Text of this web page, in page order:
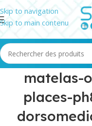
Skip to navigation
Skip to main contenu
matelas-
places-